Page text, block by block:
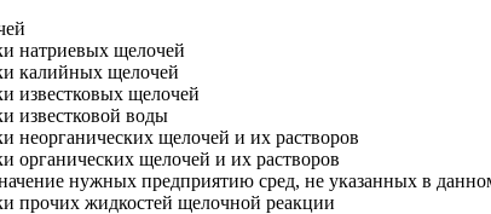
натриевых щелочей
калийных щелочей
известковых щелочей
известковой воды
щелочей и их растворов
органических щелочей и их растворов
нужных предприятию сред, не указанных в
прочих жидкостей щелочной реакции